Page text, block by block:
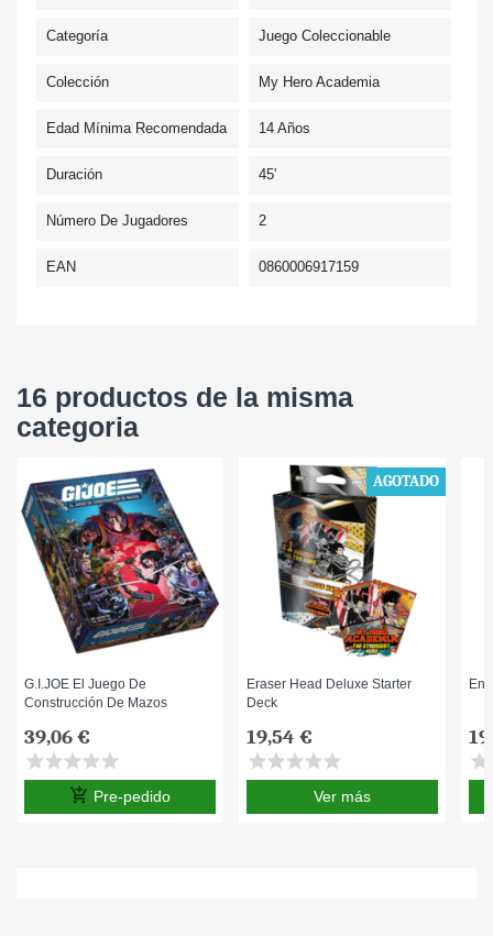
Categoría Juego Coleccionable
Colección My Hero Academia
Edad Mínima Recomendada 14 Años
Duración 45'
Número De Jugadores 2
EAN 0860006917159
16 productos de la misma
categoria
G.I.JOE El Juego De
Construcción De Mazos
39,06 €
starstarstarstarstar
add_shopping_cart Pre-pedido
Eraser Head Deluxe Starter
Deck
19,54 €
starstarstarstarstar
Ver más
AGOTADO
star